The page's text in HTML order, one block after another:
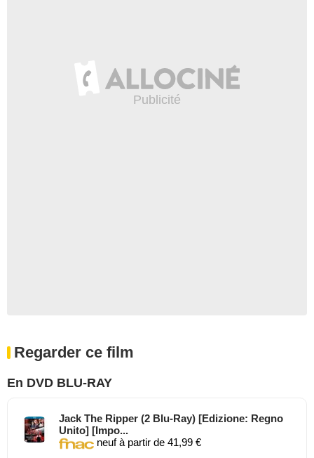
Regarder ce film
En DVD BLU-RAY
Jack The Ripper (2 Blu-Ray) [Edizione: Regno
Unito] [Impo...
neuf à partir de 41,99 €